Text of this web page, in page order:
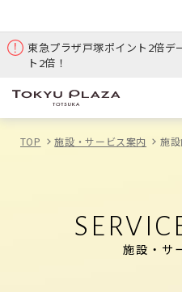
東急プラザ戸塚ポイント2倍デ
ト2倍！
TOP 施設・サービス案内 施
施設・サ